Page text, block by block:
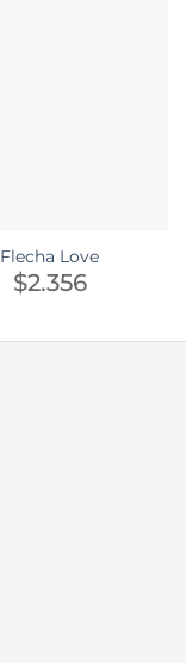
Flecha Love
$2.356